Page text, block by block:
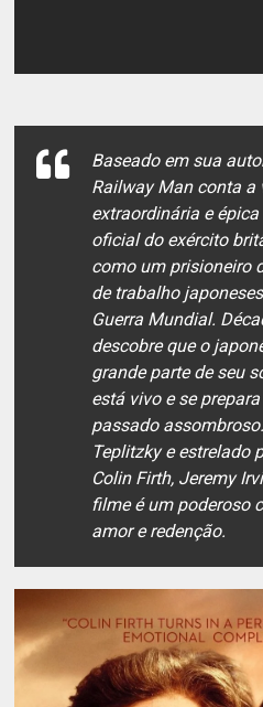
Baseado em sua
Railway Man conta a
extraordinária e
oficial do exército
como um prisioneiro
de trabalho
Guerra Mundial.
descobre que o
grande parte de seu
está vivo e se
passado
Teplitzky e estrelado
Colin Firth, Jeremy
filme é um poderoso
amor e redenção.